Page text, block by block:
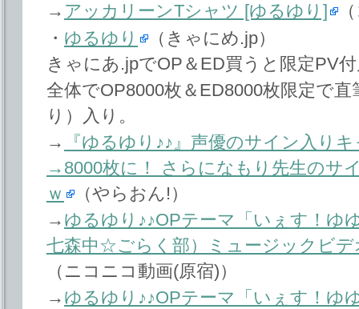
→ アッカリーンTシャツ [ゆるゆり]
・ ゆるゆり
（きゃにめ.jp）
きゃにあ.jpでOP＆ED買うと限定PV
全体でOP8000枚＆ED8000枚限定で
り）入り。
→
『ゆるゆり♪♪』声優のサイン入り
→8000枚に！ さらになもり先生のサ
ｗ
（やらおん!）
→ ゆるゆり♪♪OPテーマ「いぇす！ゆ
七森中☆ごらく部）ミュージックビデ
（ニコニコ動画(原宿)）
→ ゆるゆり♪♪OPテーマ「いぇす！ゆ